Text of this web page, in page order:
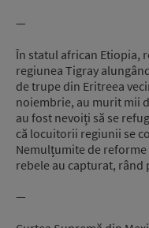
—
În statul african Etiopia,
regiunea Tigray
de trupe din Eritreea
noiembrie, au murit mii
au fost nevoiți să se
că locuitorii regiunii se
Nemulțumite de
rebele au capturat, rând
—